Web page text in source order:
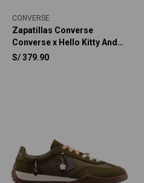
CONVERSE
Zapatillas Converse
Converse x Hello Kitty And
Friends Chuck Taylor All
S/379.90